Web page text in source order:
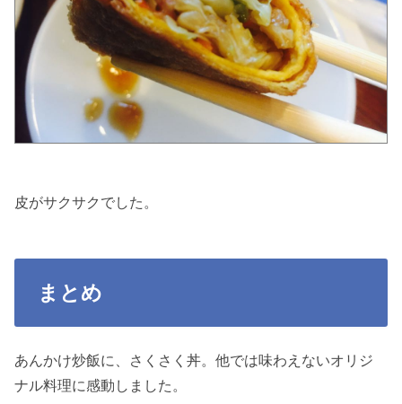
皮がサクサクでした。
まとめ
あんかけ炒飯に、さくさく丼。他では味わえないオリジ
ナル料理に感動しました。